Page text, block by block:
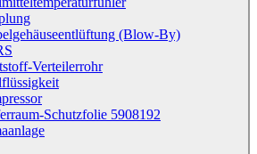
(Blow-By)
Verteilerrohr
Schutzfolie 5908192